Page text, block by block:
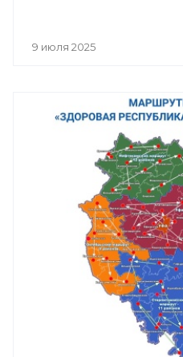
9 июля 2025